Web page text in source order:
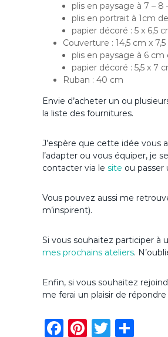
plis en paysage à 7 – 8
plis en portrait à 1cm
papier décoré : 5 x 6,5
Couverture : 14,5 cm x
plis en paysage à 6
papier décoré : 5,5 x 7
Ruban : 40 cm
Envie d’acheter un ou
la liste des fournitures.
J’espère que cette idée vous
l’adapter ou vous équiper, je
contacter via le site ou
Vous pouvez aussi me
m’inspirent).
Si vous souhaitez participer à
mes prochains ateliers.
Enfin, si vous souhaitez
me ferai un plaisir de
F
Pi T